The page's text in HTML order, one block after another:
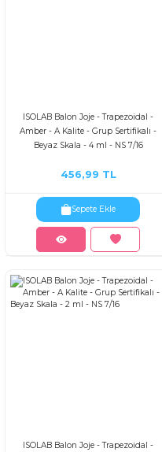
ISOLAB Balon Joje - Trapezoidal -
Amber - A Kalite - Grup Sertifikalı -
Beyaz Skala - 4 ml - NS 7/16
456,99 TL
Sepete Ekle
ISOLAB Balon Joje - Trapezoidal -